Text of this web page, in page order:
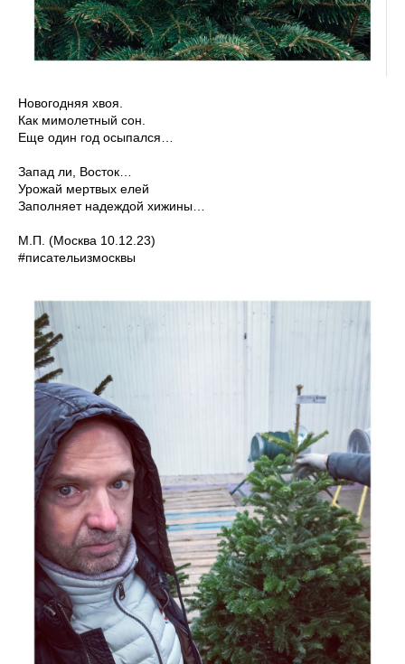
Новогодняя хвоя.
Как мимолетный сон.
Еще один год осыпался…
Запад ли, Восток…
Урожай мертвых елей
Заполняет надеждой хижины…
М.П. (Москва 10.12.23)
#писательизмосквы